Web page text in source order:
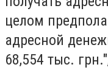
целом
адресной
68,554 тыс.